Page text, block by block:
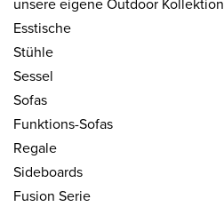
unsere eigene Outdoor Kollektion
Esstische
Stühle
Sessel
Sofas
Funktions-Sofas
Regale
Side­boards
Fusion Serie